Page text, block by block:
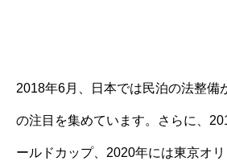
2018年6月、日本では民泊の法整備
の注目を集めています。さらに、
ールドカップ、2020年には東京オ